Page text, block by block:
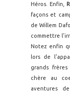
Héros. Enfin,
façons et
de Willem
commettre
Notez enfin
lors de
grands
chère au
aventures